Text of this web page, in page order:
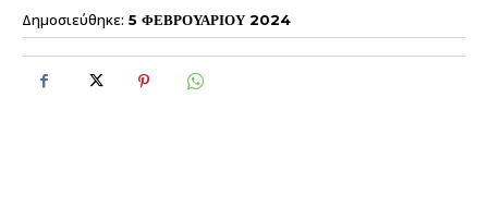
Δημοσιεύθηκε: 5 ΦΕΒΡΟΥΑΡΙΟΥ 2024